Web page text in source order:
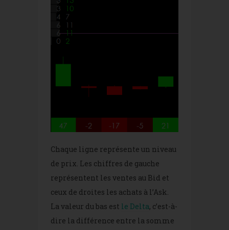
Chaque ligne représente un niveau
de prix. Les chiffres de gauche
représentent les ventes au Bid et
ceux de droites les achats à l’Ask.
La valeur du bas est le Delta, c’est-à-
dire la différence entre la somme